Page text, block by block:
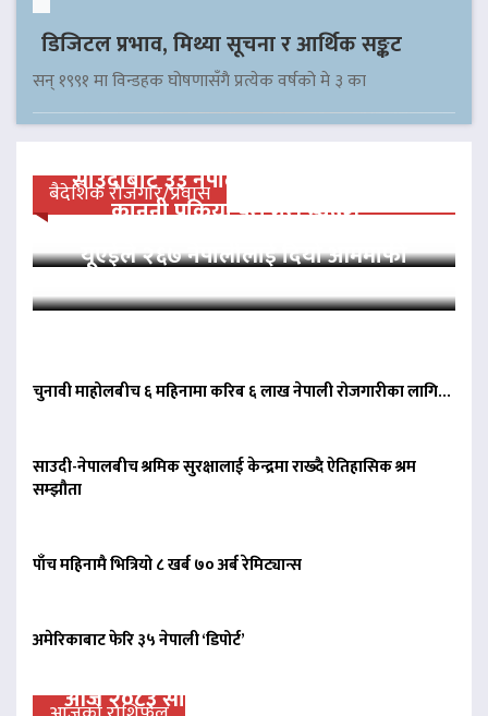
डिजिटल प्रभाव, मिथ्या सूचना र आर्थिक सङ्कट
सन् १९९१ मा विन्डहक घोषणासँगै प्रत्येक वर्षको मे ३ का
बैदेशिक रोजगार/प्रवास
साउदीबाट ३३ नेपाली कैदीलाई आममाफी,
कानुनी प्रक्रिया पूरा गरी स्वदेश…
यूएईले २६७ नेपालीलाई दियो आममाफी
चुनावी माहोलबीच ६ महिनामा करिब ६ लाख नेपाली रोजगारीका लागि…
साउदी-नेपालबीच श्रमिक सुरक्षालाई केन्द्रमा राख्दै ऐतिहासिक श्रम
सम्झौता
पाँच महिनामै भित्रियो ८ खर्ब ७० अर्ब रेमिट्यान्स
अमेरिकाबाट फेरि ३५ नेपाली ‘डिपोर्ट’
आज २०८३ साल साउन २४ गते आईतवारको